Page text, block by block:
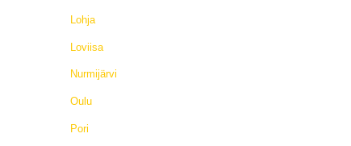
Lohja
Loviisa
Nurmijärvi
Oulu
Pori